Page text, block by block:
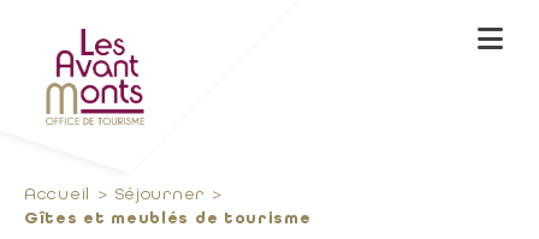
Accueil Séjourner
Gîtes et meublés de tourisme